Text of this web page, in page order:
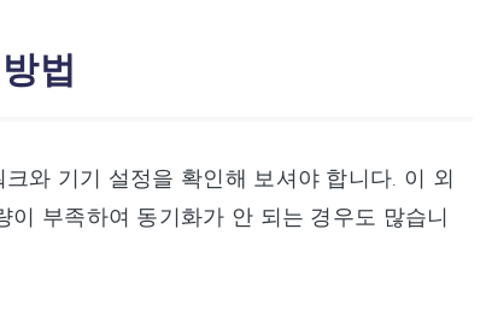
법
와 기기 설정을 확인해 보셔야 합니다. 이 외
부족하여 동기화가 안 되는 경우도 많습니